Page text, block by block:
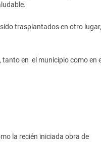
trasplantados en otro lugar,
en el municipio como en
la recién iniciada obra de